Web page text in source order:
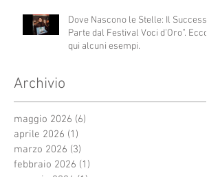
Dove Nascono le Stelle: Il Successo
Parte dal Festival Voci d’Oro”. Ecco
qui alcuni esempi.
Archivio
maggio 2026 (6)
aprile 2026 (1)
marzo 2026 (3)
febbraio 2026 (1)